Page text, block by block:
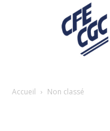
Accueil Non classé